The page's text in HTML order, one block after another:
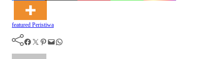
featured Peristiwa
Facebook Twitter Pinterest Mail WhatsApp